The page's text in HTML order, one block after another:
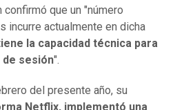
que un "número
incurre actualmente en dicha
la capacidad técnica para
sesión".
del presente año, su
Netflix, implementó una